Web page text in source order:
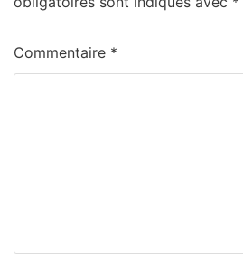
Commentaire *